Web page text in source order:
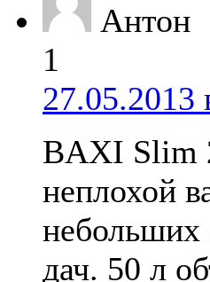
Антон
1
27.05.2013
BAXI Slim
неплохой
небольших
дач. 50 л